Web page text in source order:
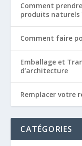
Comment
produits naturels
Comment faire
Emballage et
d’architecture
Remplacer votre
CATÉGORIES